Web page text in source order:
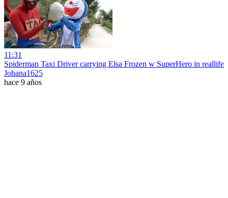
11:31
Spiderman Taxi Driver carrying Elsa Frozen w SuperHero in reallife
Johana1625
hace 9 años